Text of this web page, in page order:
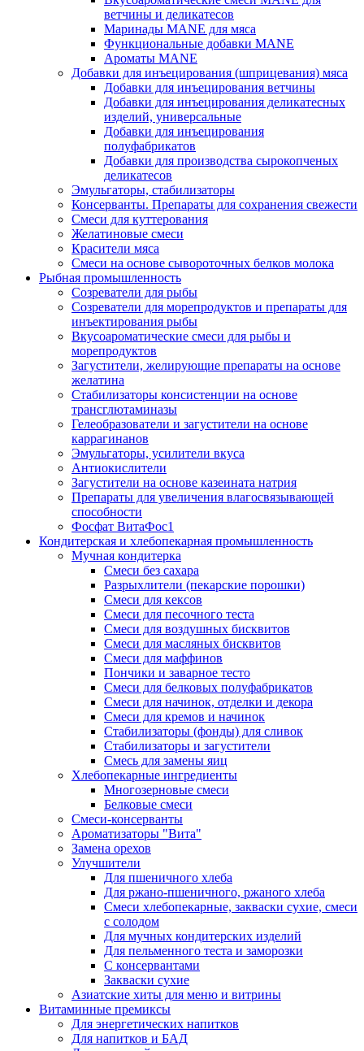
ветчины и деликатесов
Маринады MANE для мяса
Функциональные добавки MANE
Ароматы MANE
Добавки для инъецирования (шприцевания) мяса
Добавки для инъецирования ветчины
Добавки для инъецирования деликатесных
изделий, универсальные
Добавки для инъецирования
полуфабрикатов
Добавки для производства сырокопченых
деликатесов
Эмульгаторы, стабилизаторы
Консерванты. Препараты для сохранения свежести
Смеси для куттерования
Желатиновые смеси
Красители мяса
Смеси на основе сывороточных белков молока
Рыбная промышленность
Созреватели для рыбы
Созреватели для морепродуктов и препараты для
инъектирования рыбы
Вкусоароматические смеси для рыбы и
морепродуктов
Загустители, желирующие препараты на основе
желатина
Стабилизаторы консистенции на основе
трансглютаминазы
Гелеобразователи и загустители на основе
каррагинанов
Эмульгаторы, усилители вкуса
Антиокислители
Загустители на основе казеината натрия
Препараты для увеличения влагосвязывающей
способности
Фосфат ВитаФос1
Кондитерская и хлебопекарная промышленность
Мучная кондитерка
Смеси без сахара
Разрыхлители (пекарские порошки)
Смеси для кексов
Смеси для песочного теста
Смеси для воздушных бисквитов
Смеси для масляных бисквитов
Смеси для маффинов
Пончики и заварное тесто
Cмеси для белковых полуфабрикатов
Смеси для начинок, отделки и декора
Смеси для кремов и начинок
Стабилизаторы (фонды) для сливок
Стабилизаторы и загустители
Смесь для замены яиц
Хлебопекарные ингредиенты
Многозерновые смеси
Белковые смеси
Смеси-консерванты
Ароматизаторы "Вита"
Замена орехов
Улучшители
Для пшеничного хлеба
Для ржано-пшеничного, ржаного хлеба
Смеси хлебопекарные, закваски сухие, смеси
с солодом
Для мучных кондитерских изделий
Для пельменного теста и заморозки
С консервантами
Закваски сухие
Азиатские хиты для меню и витрины
Витаминные премиксы
Для энергетических напитков
Для напитков и БАД